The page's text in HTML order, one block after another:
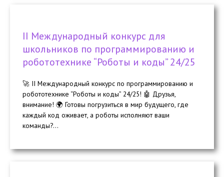
II Международный конкурс для
школьников по программированию и
робототехнике “Роботы и коды” 24/25
🚀 II Международный конкурс по программированию и
робототехнике “Роботы и коды” 24/25! 🤖 Друзья,
внимание! 🌍 Готовы погрузиться в мир будущего, где
каждый код оживает, а роботы исполняют ваши
команды?...